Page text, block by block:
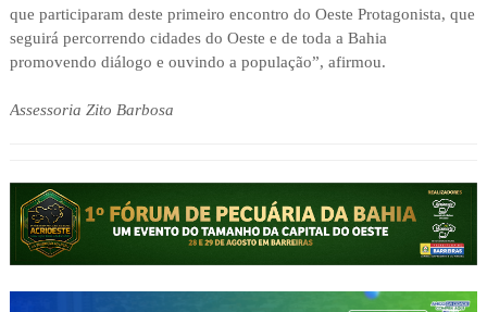
que participaram deste primeiro encontro do Oeste Protagonista, que
seguirá percorrendo cidades do Oeste e de toda a Bahia
promovendo diálogo e ouvindo a população”, afirmou.
Assessoria Zito Barbosa